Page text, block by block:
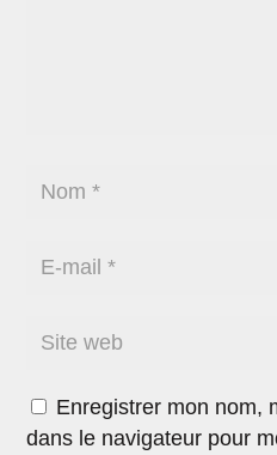
Enregistrer mon nom,
dans le navigateur pour